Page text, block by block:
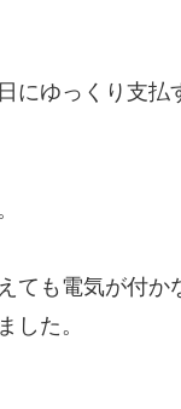
にゆっくり支払
ても電気が付か
した。